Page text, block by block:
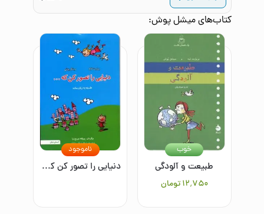
کتاب‌هایمیشل پوش:
طبیعت و آلودگی
۱۲٬۷۵۰ تومان
خوب
دنیایی را تصور کن که ...: فلسفه به زبان ساده
ناموجود